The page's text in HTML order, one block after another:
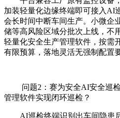
加装轻量化边缘终端即可接入AI
会长时间中断车间生产。小微企
储等高风险区域分批次上线，不
轻量化安全生产管理软件，按需
有限预算，落地灵活无强制配置
问题2：赛为安全AI安全巡
管理软件实现闭环巡检？
AI巡检终端识别出车间隐患